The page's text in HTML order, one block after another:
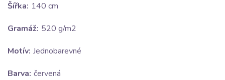
Šířka: 140 cm
Gramáž: 520 g/m2
Motív: Jednobarevné
Barva: červená